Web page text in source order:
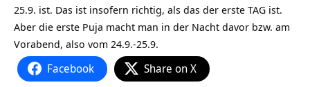
25.9. ist. Das ist insofern richtig, als das der erste TAG ist.
Aber die erste Puja macht man in der Nacht davor bzw. am
Vorabend, also vom 24.9.-25.9.
Facebook Share on X